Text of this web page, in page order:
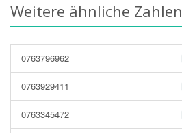
Weitere ähnliche Zahlen
0763796962
0763929411
0763345472